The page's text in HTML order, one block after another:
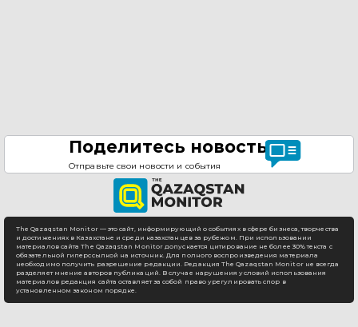
Поделитесь новостью
Отправьте свои новости и события
The Qazaqstan Monitor — это сайт, информирующий о событиях в сфере бизнеса, творчества
и достижениях в Казахстане и среди казахстанцев за рубежом. При использовании
материалов сайта The Qazaqstan Monitor допускается цитирование не более 30% текста с
обязательной гиперссылкой на источник. Для полного воспроизведения материала
необходимо получить разрешение редакции. Редакция The Qazaqstan Monitor не всегда
разделяет мнение авторов публикаций. В случае нарушения условий использования
материалов редакция сайта оставляет за собой право урегулировать спор в
установленном законом порядке.